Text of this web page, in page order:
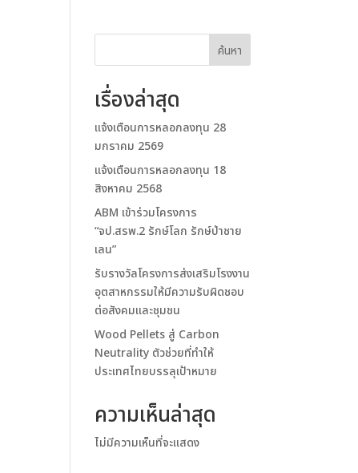
ค้นหา
เรื่องล่าสุด
แจ้งเตือนการหลอกลงทุน 28
มกราคม 2569
แจ้งเตือนการหลอกลงทุน 18
สิงหาคม 2568
ABM เข้าร่วมโครงการ
“จป.สรพ.2 รักษ์โลก รักษ์ป่าชาย
เลน”
รับรางวัลโครงการส่งเสริมโรงงาน
อุตสาหกรรมให้มีความรับผิดชอบ
ต่อสังคมและชุมชน
Wood Pellets สู่ Carbon
Neutrality ตัวช่วยที่ทำให้
ประเทศไทยบรรลุเป้าหมาย
ความเห็นล่าสุด
ไม่มีความเห็นที่จะแสดง